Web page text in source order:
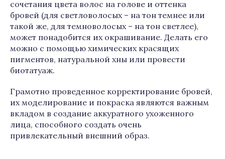
сочетания цвета волос на голове и оттенка
бровей (для светловолосых – на тон темнее или
такой же, для темноволосых – на тон светлее),
может понадобится их окрашивание. Делать его
можно с помощью химических красящих
пигментов, натуральной хны или провести
биотатуаж.
Грамотно проведенное корректирование бровей,
их моделирование и покраска являются важным
вкладом в создание аккуратного ухоженного
лица, способного создать очень
привлекательный внешний образ.